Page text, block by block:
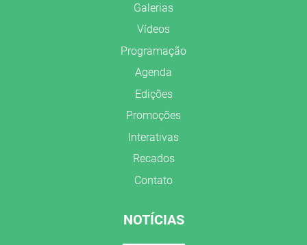
Galerias
Vídeos
Programação
Agenda
Edições
Promoções
Interativas
Recados
Contato
NOTÍCIAS